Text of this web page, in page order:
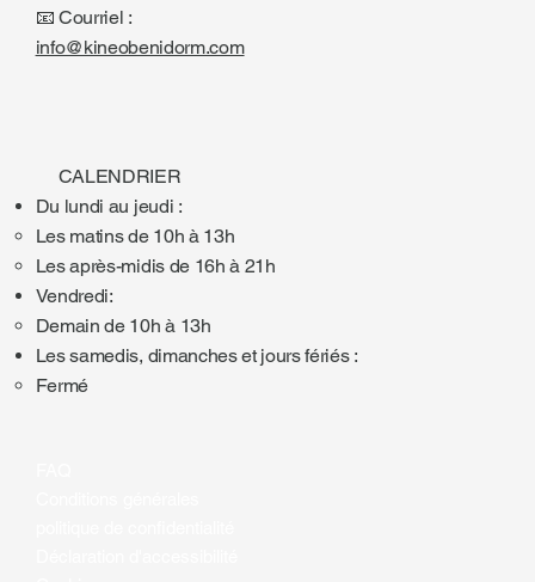
📧 Courriel :
info@kineobenidorm.com
CALENDRIER
Du lundi au jeudi :
Les matins de 10h à 13h
Les après-midis de 16h à 21h
Vendredi:
Demain de 10h à 13h
Les samedis, dimanches et jours fériés :
Fermé